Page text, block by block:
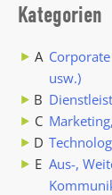
Kategorien
A
usw.)
B
C
D
E Aus-,